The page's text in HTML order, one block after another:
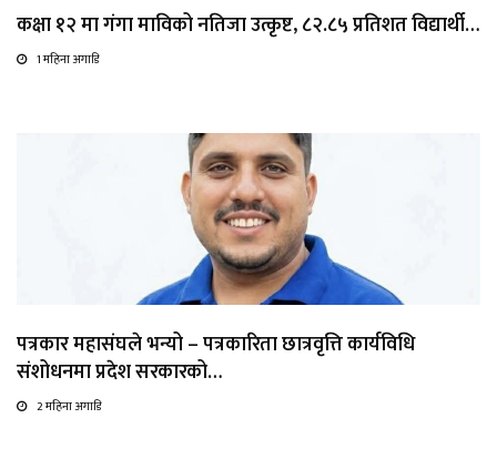
कक्षा १२ मा गंगा माविको नतिजा उत्कृष्ट, ८२.८५ प्रतिशत विद्यार्थी…
1 महिना अगाडि
पत्रकार महासंघले भन्यो – पत्रकारिता छात्रवृत्ति कार्यविधि
संशोधनमा प्रदेश सरकारको…
2 महिना अगाडि